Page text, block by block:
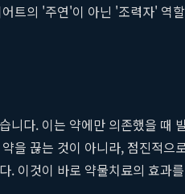
트의 '주연'이 아닌 '조력자'
다. 이는 약에만 의존했을
을 끊는 것이 아니라, 점진적
. 이것이 바로 약물치료의 효과